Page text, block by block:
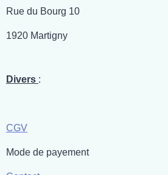
Rue du Bourg 10
1920 Martigny
Divers :
CGV
Mode de payement